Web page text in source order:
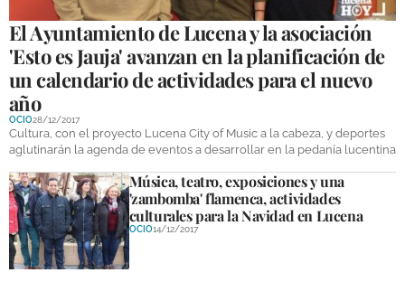
El Ayuntamiento de Lucena y la asociación
'Esto es Jauja' avanzan en la planificación de
un calendario de actividades para el nuevo
año
OCIO28/12/2017
Cultura, con el proyecto Lucena City of Music a la cabeza, y deportes
aglutinarán la agenda de eventos a desarrollar en la pedanía lucentina
Música, teatro, exposiciones y una
'zambomba' flamenca, actividades
culturales para la Navidad en Lucena
OCIO14/12/2017